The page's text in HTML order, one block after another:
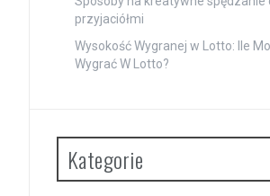
przyjaciółmi
Wysokość Wygranej w Lotto: Ile
Wygrać W Lotto?
Kategorie